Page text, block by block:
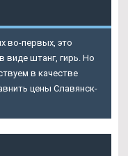
во-первых, это
виде штанг, гирь. Но
в качестве
цены Славянск-